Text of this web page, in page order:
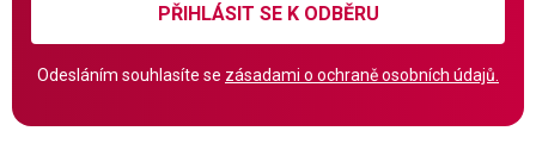
PŘIHLÁSIT SE K ODBĚRU
Odesláním souhlasíte se zásadami o ochraně osobních údajů.